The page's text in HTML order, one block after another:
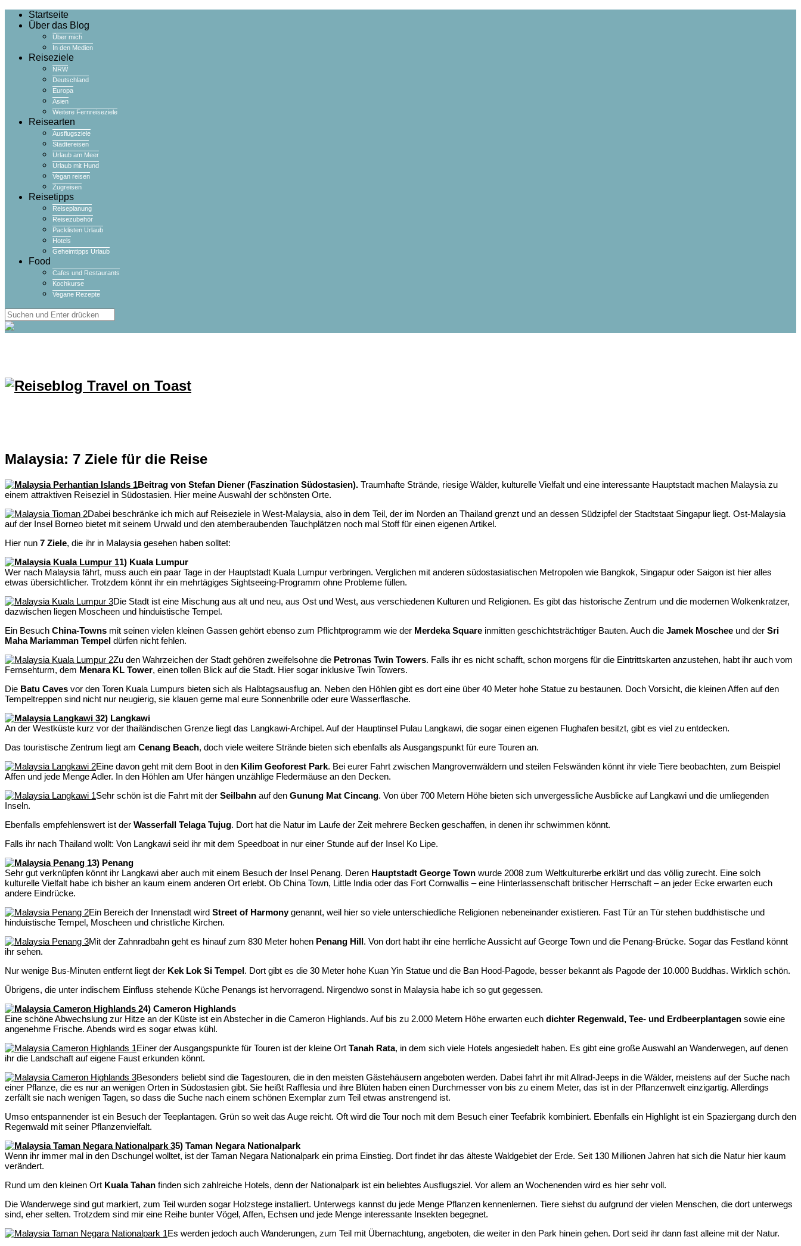
Startseite
Über das Blog
Über mich
In den Medien
Reiseziele
NRW
Deutschland
Europa
Asien
Weitere Fernreiseziele
Reisearten
Ausflugsziele
Städtereisen
Urlaub am Meer
Urlaub mit Hund
Vegan reisen
Zugreisen
Reisetipps
Reiseplanung
Reisezubehör
Packlisten Urlaub
Hotels
Geheimtipps Urlaub
Food
Cafes und Restaurants
Kochkurse
Vegane Rezepte
Malaysia: 7 Ziele für die Reise
Beitrag von Stefan Diener (Faszination Südostasien). Traumhafte Strände, riesige Wälder, kulturelle Vielfalt und eine interessante Hauptstadt machen Malaysia zu
einem attraktiven Reiseziel in Südostasien. Hier meine Auswahl der schönsten Orte.
Dabei beschränke ich mich auf Reiseziele in West-Malaysia, also in dem Teil, der im Norden an Thailand grenzt und an dessen Südzipfel der Stadtstaat Singapur liegt. Ost-Malaysia
auf der Insel Borneo bietet mit seinem Urwald und den atemberaubenden Tauchplätzen noch mal Stoff für einen eigenen Artikel.
Hier nun 7 Ziele, die ihr in Malaysia gesehen haben solltet:
1) Kuala Lumpur
Wer nach Malaysia fährt, muss auch ein paar Tage in der Hauptstadt Kuala Lumpur verbringen. Verglichen mit anderen südostasiatischen Metropolen wie Bangkok, Singapur oder Saigon ist hier alles
etwas übersichtlicher. Trotzdem könnt ihr ein mehrtägiges Sightseeing-Programm ohne Probleme füllen.
Die Stadt ist eine Mischung aus alt und neu, aus Ost und West, aus verschiedenen Kulturen und Religionen. Es gibt das historische Zentrum und die modernen Wolkenkratzer,
dazwischen liegen Moscheen und hinduistische Tempel.
Ein Besuch China-Towns mit seinen vielen kleinen Gassen gehört ebenso zum Pflichtprogramm wie der Merdeka Square inmitten geschichtsträchtiger Bauten. Auch die Jamek Moschee und der Sri
Maha Mariamman Tempel dürfen nicht fehlen.
Zu den Wahrzeichen der Stadt gehören zweifelsohne die Petronas Twin Towers. Falls ihr es nicht schafft, schon morgens für die Eintrittskarten anzustehen, habt ihr auch vom
Fernsehturm, dem Menara KL Tower, einen tollen Blick auf die Stadt. Hier sogar inklusive Twin Towers.
Die Batu Caves vor den Toren Kuala Lumpurs bieten sich als Halbtagsausflug an. Neben den Höhlen gibt es dort eine über 40 Meter hohe Statue zu bestaunen. Doch Vorsicht, die kleinen Affen auf den
Tempeltreppen sind nicht nur neugierig, sie klauen gerne mal eure Sonnenbrille oder eure Wasserflasche.
2) Langkawi
An der Westküste kurz vor der thailändischen Grenze liegt das Langkawi-Archipel. Auf der Hauptinsel Pulau Langkawi, die sogar einen eigenen Flughafen besitzt, gibt es viel zu entdecken.
Das touristische Zentrum liegt am Cenang Beach, doch viele weitere Strände bieten sich ebenfalls als Ausgangspunkt für eure Touren an.
Eine davon geht mit dem Boot in den Kilim Geoforest Park. Bei eurer Fahrt zwischen Mangrovenwäldern und steilen Felswänden könnt ihr viele Tiere beobachten, zum Beispiel
Affen und jede Menge Adler. In den Höhlen am Ufer hängen unzählige Fledermäuse an den Decken.
Sehr schön ist die Fahrt mit der Seilbahn auf den Gunung Mat Cincang. Von über 700 Metern Höhe bieten sich unvergessliche Ausblicke auf Langkawi und die umliegenden
Inseln.
Ebenfalls empfehlenswert ist der Wasserfall Telaga Tujug. Dort hat die Natur im Laufe der Zeit mehrere Becken geschaffen, in denen ihr schwimmen könnt.
Falls ihr nach Thailand wollt: Von Langkawi seid ihr mit dem Speedboat in nur einer Stunde auf der Insel Ko Lipe.
3) Penang
Sehr gut verknüpfen könnt ihr Langkawi aber auch mit einem Besuch der Insel Penang. Deren Hauptstadt George Town wurde 2008 zum Weltkulturerbe erklärt und das völlig zurecht. Eine solch
kulturelle Vielfalt habe ich bisher an kaum einem anderen Ort erlebt. Ob China Town, Little India oder das Fort Cornwallis – eine Hinterlassenschaft britischer Herrschaft – an jeder Ecke erwarten euch
andere Eindrücke.
Ein Bereich der Innenstadt wird Street of Harmonygenannt, weil hier so viele unterschiedliche Religionen nebeneinander existieren. Fast Tür an Tür stehen buddhistische und
hinduistische Tempel, Moscheen und christliche Kirchen.
Mit der Zahnradbahn geht es hinauf zum 830 Meter hohen Penang Hill. Von dort habt ihr eine herrliche Aussicht auf George Town und die Penang-Brücke. Sogar das Festland könnt
ihr sehen.
Nur wenige Bus-Minuten entfernt liegt der Kek Lok Si Tempel. Dort gibt es die 30 Meter hohe Kuan Yin Statue und die Ban Hood-Pagode, besser bekannt als Pagode der 10.000 Buddhas. Wirklich schön.
Übrigens, die unter indischem Einfluss stehende Küche Penangs ist hervorragend. Nirgendwo sonst in Malaysia habe ich so gut gegessen.
4) Cameron Highlands
Eine schöne Abwechslung zur Hitze an der Küste ist ein Abstecher in die Cameron Highlands. Auf bis zu 2.000 Metern Höhe erwarten euch dichter Regenwald, Tee- und Erdbeerplantagen sowie eine
angenehme Frische. Abends wird es sogar etwas kühl.
Einer der Ausgangspunkte für Touren ist der kleine Ort Tanah Rata, in dem sich viele Hotels angesiedelt haben. Es gibt eine große Auswahl an Wanderwegen, auf denen
ihr die Landschaft auf eigene Faust erkunden könnt.
Besonders beliebt sind die Tagestouren, die in den meisten Gästehäusern angeboten werden. Dabei fahrt ihr mit Allrad-Jeeps in die Wälder, meistens auf der Suche nach
einer Pflanze, die es nur an wenigen Orten in Südostasien gibt. Sie heißt Rafflesia und ihre Blüten haben einen Durchmesser von bis zu einem Meter, das ist in der Pflanzenwelt einzigartig. Allerdings
zerfällt sie nach wenigen Tagen, so dass die Suche nach einem schönen Exemplar zum Teil etwas anstrengend ist.
Umso entspannender ist ein Besuch der Teeplantagen. Grün so weit das Auge reicht. Oft wird die Tour noch mit dem Besuch einer Teefabrik kombiniert. Ebenfalls ein Highlight ist ein Spaziergang durch den
Regenwald mit seiner Pflanzenvielfalt.
5) Taman Negara Nationalpark
Wenn ihr immer mal in den Dschungel wolltet, ist der Taman Negara Nationalpark ein prima Einstieg. Dort findet ihr das älteste Waldgebiet der Erde. Seit 130 Millionen Jahren hat sich die Natur hier kaum
verändert.
Rund um den kleinen Ort Kuala Tahan finden sich zahlreiche Hotels, denn der Nationalpark ist ein beliebtes Ausflugsziel. Vor allem an Wochenenden wird es hier sehr voll.
Die Wanderwege sind gut markiert, zum Teil wurden sogar Holzstege installiert. Unterwegs kannst du jede Menge Pflanzen kennenlernen. Tiere siehst du aufgrund der vielen Menschen, die dort unterwegs
sind, eher selten. Trotzdem sind mir eine Reihe bunter Vögel, Affen, Echsen und jede Menge interessante Insekten begegnet.
Es werden jedoch auch Wanderungen, zum Teil mit Übernachtung, angeboten, die weiter in den Park hinein gehen. Dort seid ihr dann fast alleine mit der Natur.